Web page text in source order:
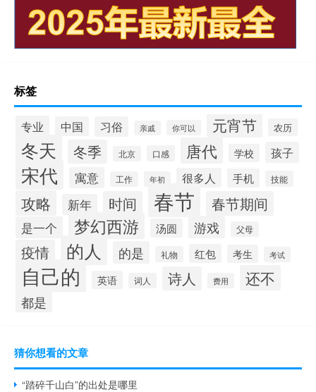
标签
专业 中国 习俗 亲戚 你可以 元宵节 农历
冬天 冬季 北京 口感 唐代 学校 孩子
宋代 寓意 工作 年初 很多人 手机 技能
攻略 新年 时间 春节 春节期间
是一个 梦幻西游 汤圆 游戏 父母
疫情 的人 的是 礼物 红包 考生 考试
自己的 英语 词人 诗人 费用 还不
都是
猜你想看的文章
“踏碎千山白”的出处是哪里